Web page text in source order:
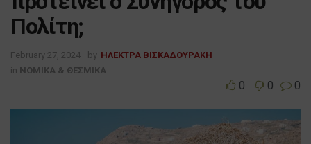
Πολίτη;
February 27, 2024 by ΗΛΕΚΤΡΑ ΒΙΣΚΑΔΟΥΡΑΚΗ
in ΝΟΜΙΚΑ & ΘΕΣΜΙΚΑ
0 0 0